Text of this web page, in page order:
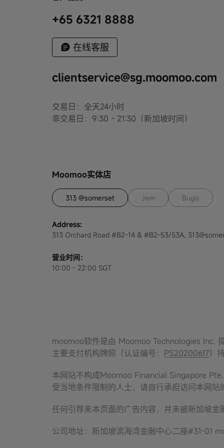
+65 6321 8888
在线客服
clientservice@sg.moomoo.com
交易日：全天24小时
非交易日：9:30 - 21:30（新加坡时间）
Moomoo实体店
313 @somerset Jem Bugis
Address:
313 Orchard Road #B2-14 & #B2-53/53A,
营业时间：
10:00 - 22:00 SGT
moomoo软件是由 Moomoo Technologies Inc.
主要支付机构牌照（认证编号： PS20200617）
本网站不构成Moomoo Financial Singapore
受当地条件限制的人士，请自行承担访问本网
任何引荐来本页面的广告内容，并未被新加坡金
公司地址：新加坡滨海湾金融中心二座#31-01